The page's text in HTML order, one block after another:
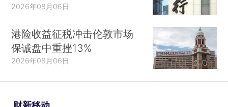
2026年08月06日
港险收益征税冲击伦敦市场
保诚盘中重挫13%
2026年08月06日